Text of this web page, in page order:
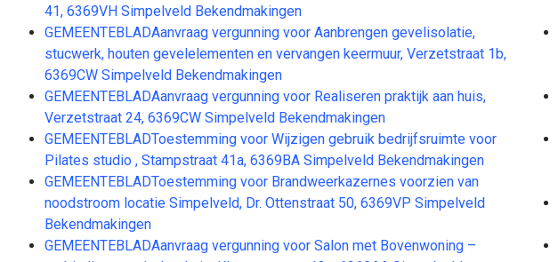
41, 6369VH Simpelveld Bekendmakingen
GEMEENTEBLADAanvraag vergunning voor Aanbrengen gevelisolatie,
stucwerk, houten gevelelementen en vervangen keermuur, Verzetstraat 1b,
6369CW Simpelveld Bekendmakingen
GEMEENTEBLADAanvraag vergunning voor Realiseren praktijk aan huis,
Verzetstraat 24, 6369CW Simpelveld Bekendmakingen
GEMEENTEBLADToestemming voor Wijzigen gebruik bedrijfsruimte voor
Pilates studio , Stampstraat 41a, 6369BA Simpelveld Bekendmakingen
GEMEENTEBLADToestemming voor Brandweerkazernes voorzien van
noodstroom locatie Simpelveld, Dr. Ottenstraat 50, 6369VP Simpelveld
Bekendmakingen
GEMEENTEBLADAanvraag vergunning voor Salon met Bovenwoning –